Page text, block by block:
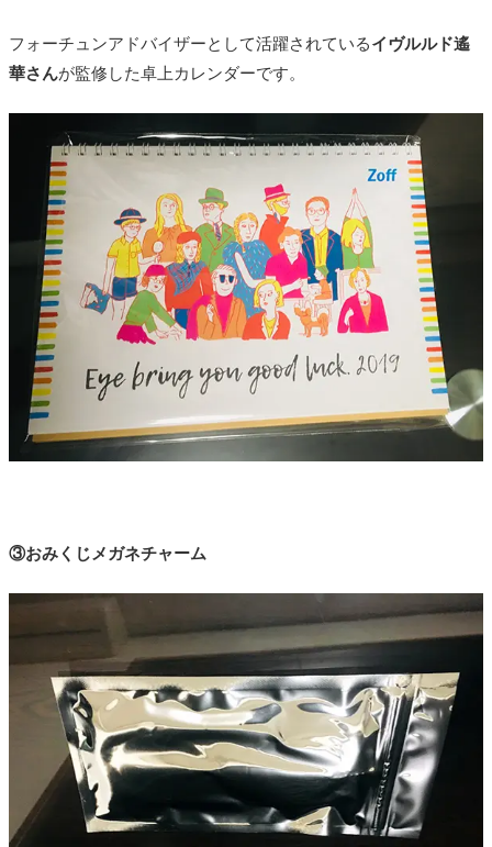
フォーチュンアドバイザーとして活躍されているイヴルルド遙
華さんが監修した卓上カレンダーです。
③おみくじメガネチャーム